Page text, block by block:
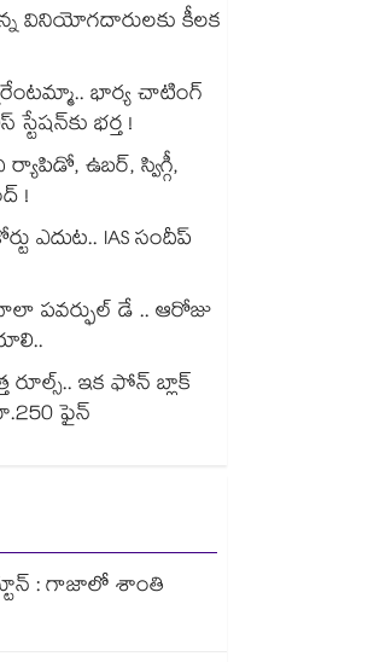
వినియోగదారులకు కీలక
భార్య చాటింగ్
భర్త !
ర్యాపిడో, ఉబర్, స్విగ్గీ,
!
ఎదుట.. IAS సందీప్
పవర్ఫుల్ డే .. ఆరోజు
రూల్స్.. ఇక ఫోన్ బ్లాక్
ఫైన్
: గాజాలో శాంతి